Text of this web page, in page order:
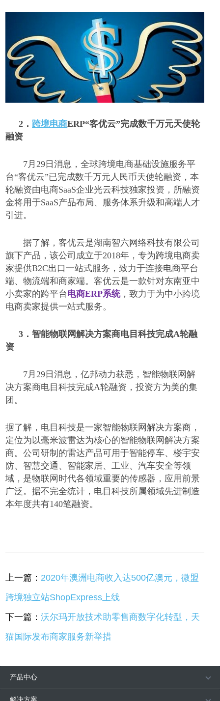
2． 跨境电商ERP“客优云”完成数千万元天使轮
融资
7月29日消息，全球跨境电商基础设施服务平
台“客优云”已完成数千万元人民币天使轮融资，本
轮融资由电商SaaS企业光云科技独家投资，所融资
金将用于SaaS产品布局、服务体系升级和高端人才
引进。
据了解，客优云是湖南智六网络科技有限公司
旗下产品，该公司成立于2018年，专为跨境电商卖
家提供B2C出口一站式服务，致力于连接电商平台
端、物流端和商家端。客优云是一款针对东南亚中
小卖家的跨平台电商ERP系统，致力于为中小跨境
电商卖家提供一站式服务。
3．智能物联网解决方案商电目科技完成A轮融
资
7月29日消息，亿邦动力获悉，智能物联网解
决方案商电目科技完成A轮融资，投资方为美的集
团。
据了解，电目科技是一家智能物联网解决方案商，
定位为以毫米波雷达为核心的智能物联网解决方案
商。公司研制的雷达产品可用于智能停车、楼宇安
防、智慧交通、智能家居、工业、汽车安全等领
域，是物联网时代各领域重要的传感器，应用前景
广泛。据不完全统计，电目科技所属领域先进制造
本年度共有140笔融资。
上一篇： 2020年澳洲电商收入达500亿澳元，微盟
跨境独立站ShopExpress上线
下一篇：沃尔玛开放技术助零售商数字化转型，天
猫国际发布商家服务新举措
产品中心
解决方案